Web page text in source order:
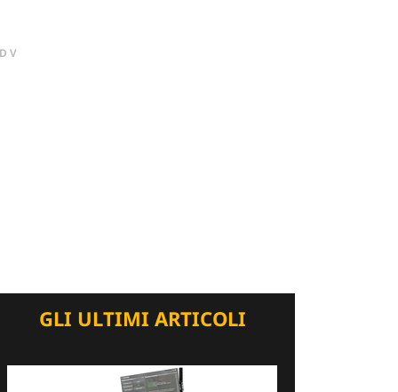
GLI ULTIMI ARTICOLI